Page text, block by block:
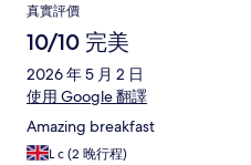
真實評價
10/10 完美
2026 年 5 月 2 日
使用 Google 翻譯
Amazing breakfast
L c (2 晚行程)